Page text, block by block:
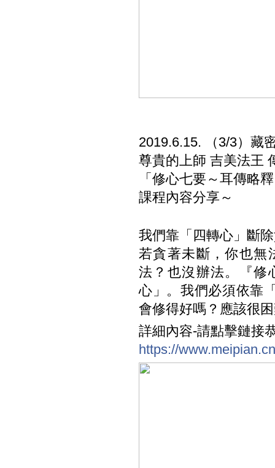
2019.6.15. （3/3）藏
尊貴的上師 吉美法王
「修心七要～耳傳略
課程內容分享～
我們靠「四轉心」斷
若貪著未斷，你也無
法？也沒辦法。『修
心」。我們必須依靠
會修得好嗎？應該很
詳細內容-請點擊鏈接
https://